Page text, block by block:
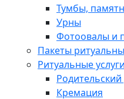
Тумбы,
Урны
Фотоовалы и
Пакеты
Ритуальные услуги
Кремация